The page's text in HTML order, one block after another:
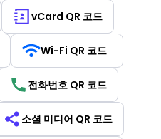
vCard QR 코드
Wi-Fi QR 코드
전화번호 QR 코드
소셜 미디어 QR 코드